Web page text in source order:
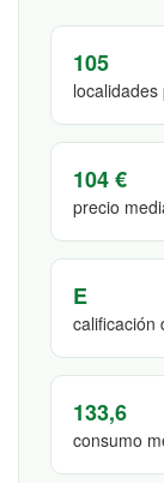
105
104 €
precio
E
calificación
133,6
consumo